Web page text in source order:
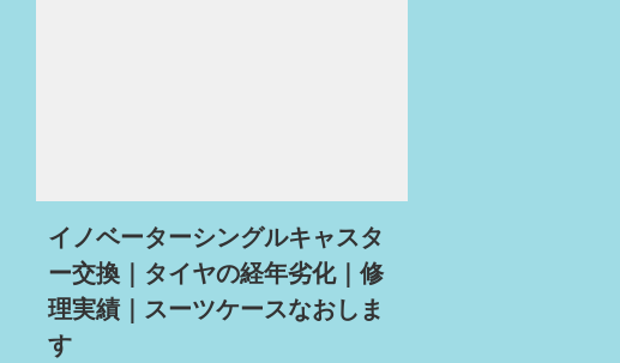
イノベーターシングルキャスタ
ー交換｜タイヤの経年劣化｜修
理実績｜スーツケースなおしま
す